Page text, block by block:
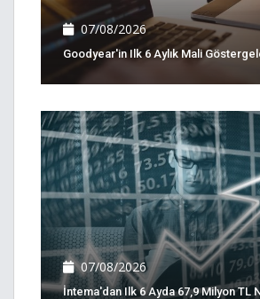
07/08/2026
Goodyear'in Ilk 6 Aylık Mali
07/08/2026
İntema'dan Ilk 6 Ayda 67,9 Milyon TL